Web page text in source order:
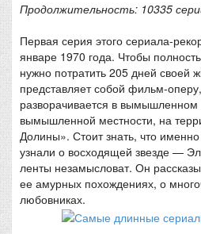
Продолжительность: 10335
Первая серия этого сериала-
январе 1970 года. Чтобы
нужно потратить 205 дней своей
представляет собой фильм-
разворачивается в вымышленном
вымышленной местности, на
Долины». Стоит знать, что
узнали о восходящей звезде —
ленты незамысловат. Он
ее амурных похождениях, о
любовниках.